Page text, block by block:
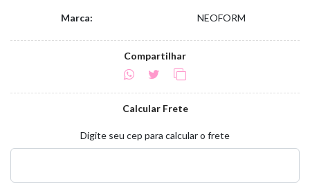
Marca: NEOFORM
Compartilhar
Calcular Frete
Digite seu cep para calcular o frete